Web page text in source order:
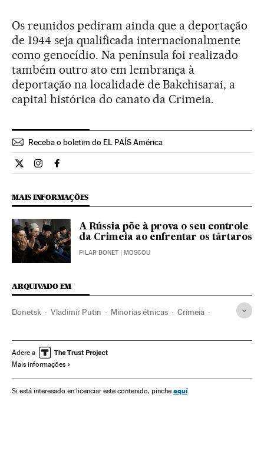
Os reunidos pediram ainda que a deportação
de 1944 seja qualificada internacionalmente
como genocídio. Na península foi realizado
também outro ato em lembrança à
deportação na localidade de Bakchisarai, a
capital histórica do canato da Crimeia.
Receba o boletim do EL PAÍS América
Internacional El País Brasil en Twitter
Internacional El País Brasil en Instagram
Internacional El País Brasil en Facebook
MAIS INFORMAÇÕES
A Rússia põe à prova o seu controle
da Crimeia ao enfrentar os tártaros
PILAR BONET| MOSCOU
ARQUIVADO EM
Donetsk Vladimir Putin Minorias étnicas Crimeia
Europa Sociedade Donbás
Adere a
Mais informações
Si está interesado en licenciar este contenido, pinche aquí